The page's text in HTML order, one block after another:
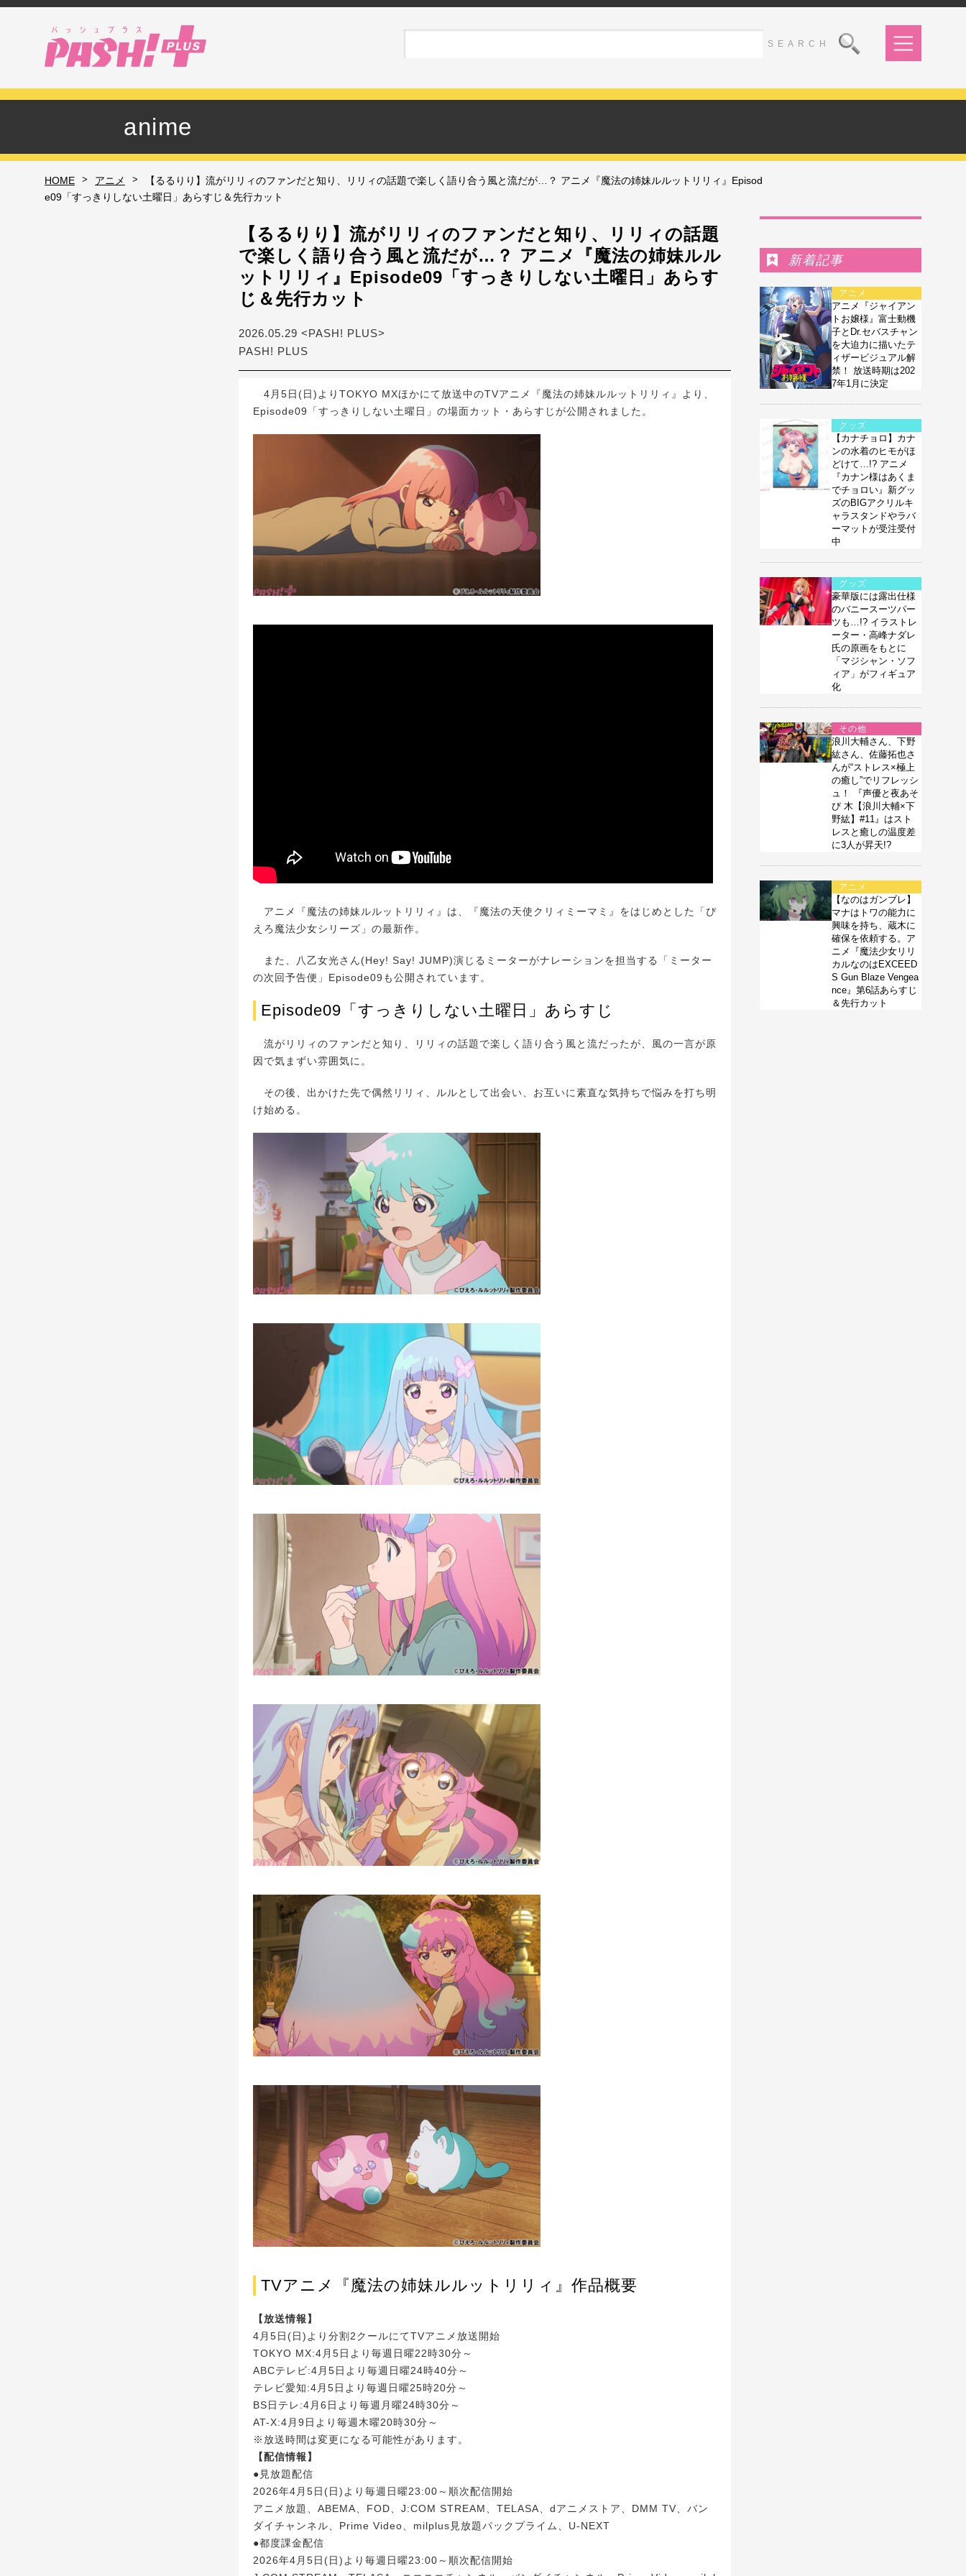
anime
HOME > アニメ >
【るるりり】流がリリィのファンだと知り、リリィの話題で楽しく語り合う風と流だが…？ アニメ『魔法の姉妹ルルットリリィ』Episod
e09「すっきりしない土曜日」あらすじ＆先行カット
【るるりり】流がリリィのファンだと知り、リリィの話題
で楽しく語り合う風と流だが…？ アニメ『魔法の姉妹ルル
ットリリィ』Episode09「すっきりしない土曜日」あらす
じ＆先行カット
2026.05.29 <PASH! PLUS>
PASH! PLUS
4月5日(日)よりTOKYO MXほかにて放送中のTVアニメ『魔法の姉妹ルルットリリィ』より、
Episode09「すっきりしない土曜日」の場面カット・あらすじが公開されました。
アニメ『魔法の姉妹ルルットリリィ』は、『魔法の天使クリィミーマミ』をはじめとした「ぴ
えろ魔法少女シリーズ」の最新作。
また、八乙女光さん(Hey! Say! JUMP)演じるミーターがナレーションを担当する「ミーター
の次回予告便」Episode09も公開されています。
Episode09「すっきりしない土曜日」あらすじ
流がリリィのファンだと知り、リリィの話題で楽しく語り合う風と流だったが、風の一言が原
因で気まずい雰囲気に。
その後、出かけた先で偶然リリィ、ルルとして出会い、お互いに素直な気持ちで悩みを打ち明
け始める。
TVアニメ『魔法の姉妹ルルットリリィ』作品概要
【放送情報】
4月5日(日)より分割2クールにてTVアニメ放送開始
TOKYO MX:4月5日より毎週日曜22時30分～
ABCテレビ:4月5日より毎週日曜24時40分～
テレビ愛知:4月5日より毎週日曜25時20分～
BS日テレ:4月6日より毎週月曜24時30分～
AT-X:4月9日より毎週木曜20時30分～
※放送時間は変更になる可能性があります。
【配信情報】
●見放題配信
2026年4月5日(日)より毎週日曜23:00～順次配信開始
アニメ放題、ABEMA、FOD、J:COM STREAM、TELASA、dアニメストア、DMM TV、バン
ダイチャンネル、Prime Video、milplus見放題パックプライム、U-NEXT
●都度課金配信
2026年4月5日(日)より毎週日曜23:00～順次配信開始
新着記事
アニメ
アニメ『ジャイアン
トお嬢様』富士動機
子とDr.セバスチャン
を大迫力に描いたテ
ィザービジュアル解
禁！ 放送時期は202
7年1月に決定
グッズ
【カナチョロ】カナ
ンの水着のヒモがほ
どけて…!? アニメ
『カナン様はあくま
でチョロい』新グッ
ズのBIGアクリルキ
ャラスタンドやラバ
ーマットが受注受付
中
グッズ
豪華版には露出仕様
のバニースーツパー
ツも…!? イラストレ
ーター・高峰ナダレ
氏の原画をもとに
「マジシャン・ソフ
ィア」がフィギュア
化
その他
浪川大輔さん、下野
紘さん、佐藤拓也さ
んが“ストレス×極上
の癒し”でリフレッシ
ュ！ 『声優と夜あそ
び 木【浪川大輔×下
野紘】#11』はスト
レスと癒しの温度差
に3人が昇天!?
アニメ
【なのはガンブレ】
マナはトワの能力に
興味を持ち、蔵木に
確保を依頼する。ア
ニメ『魔法少女リリ
カルなのはEXCEED
S Gun Blaze Vengea
nce』第6話あらすじ
＆先行カット